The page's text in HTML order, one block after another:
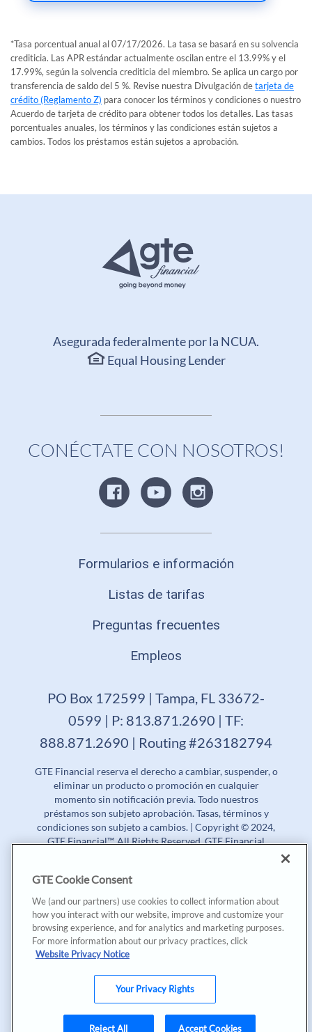
*Tasa porcentual anual al 07/17/2026. La tasa se basará en su solvencia
crediticia. Las APR estándar actualmente oscilan entre el 13.99% y el
17.99%, según la solvencia crediticia del miembro. Se aplica un cargo por
transferencia de saldo del 5 %. Revise nuestra Divulgación detarjeta de
crédito (Reglamento Z) para conocer los términos y condiciones o nuestro
Acuerdo de tarjeta de crédito para obtener todos los detalles. Las tasas
porcentuales anuales, los términos y las condiciones están sujetos a
cambios. Todos los préstamos están sujetos a aprobación.
Asegurada federalmente por la NCUA.
Equal Housing Lender
CONÉCTATE CON NOSOTROS!
Formularios e información
Listas de tarifas
Preguntas frecuentes
Empleos
PO Box 172599 | Tampa, FL 33672-
0599 | P: 813.871.2690 | TF:
888.871.2690 | Routing #263182794
GTE Financial reserva el derecho a cambiar, suspender, o
eliminar un producto o promoción en cualquier
momento sin notificación previa. Todo nuestros
préstamos son subjeto aprobación. Tasas, términos y
condiciones son subjeto a cambios. | Copyright © 2024,
GTE Financial™. All Rights Reserved. GTE Financial
Tasa Porcentual Anual (APR) | Tasa de Rendimiento
Aunque GTE Financial principalmente ofrece sus
productos y servicios en inglés, nosotros estamos muy
contentos en proveer nuestra página de internet en
español, además de algunas de las campañas de
mercadeo y contenido especial en español. Tenga en
cuenta que la información de sus cuentas, documentos
de préstamos, y divulgaciones serán mayormente en
inglés. Conozca más sobre nuestro camino
GTE Cookie Consent
We (and our partners) use cookies to collect information about
how you interact with our website, improve and customize your
browsing experience, and for analytics and marketing purposes.
For more information about our privacy practices, click
Website Privacy Notice
Your Privacy Rights
Reject All Accept Cookies